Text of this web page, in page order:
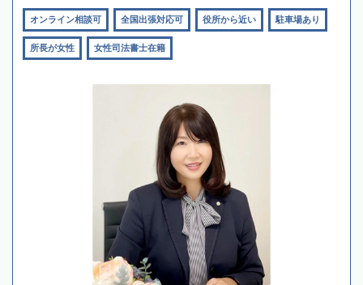
オンライン相談可 全国出張対応可 役所から近い 駐車場あり
所長が女性 女性司法書士在籍